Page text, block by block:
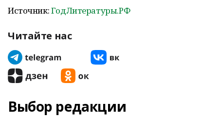
Источник:ГодЛитературы.РФ
Читайте нас
Выбор редакции